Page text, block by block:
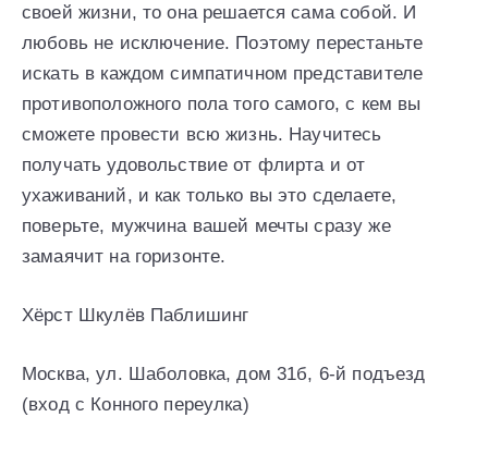
своей жизни, то она решается сама собой. И
любовь не исключение. Поэтому перестаньте
искать в каждом симпатичном представителе
противоположного пола того самого, с кем вы
сможете провести всю жизнь. Научитесь
получать удовольствие от флирта и от
ухаживаний, и как только вы это сделаете,
поверьте, мужчина вашей мечты сразу же
замаячит на горизонте.
Хёрст Шкулёв Паблишинг
Москва, ул. Шаболовка, дом 31б, 6-й подъезд
(вход с Конного переулка)